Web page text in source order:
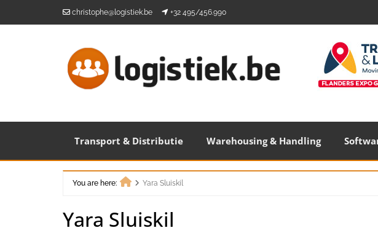
christophe@logistiek.be +32 495/456.990
Transport & Distributie Warehousing & Handling
You are here:
Yara Sluiskil
Yara Sluiskil